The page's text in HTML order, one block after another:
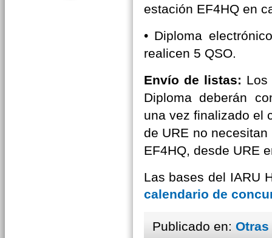
estación EF4HQ en
• Diploma
realicen 5 QSO.
Envío de listas: Los
Diploma deberán
una vez finalizado el
de URE no
EF4HQ, desde URE
Las bases del IARU
calendario de
Publicado en: